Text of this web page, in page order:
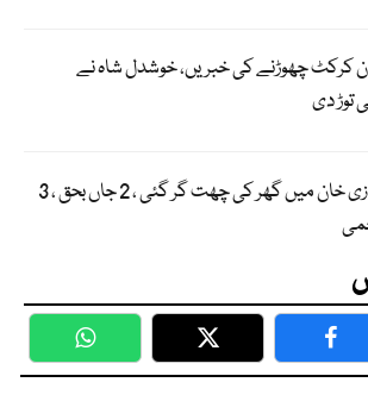
کرکٹ چھوڑنے کی خبریں، خوشدل شاہ نے
توڑ دی
ڈیرہ غازی خان میں گھر کی چھت گر گئی ، 2 جاں بحق ، 3
WhatsApp Twitter